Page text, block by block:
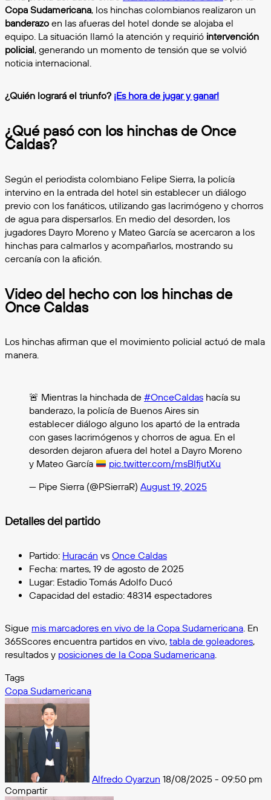
Copa Sudamericana, los hinchas colombianos realizaron un
banderazo en las afueras del hotel donde se alojaba el
equipo. La situación llamó la atención y requirió intervención
policial, generando un momento de tensión que se volvió
noticia internacional.
¿Quién logrará el triunfo? ¡Es hora de jugar y ganar!
¿Qué pasó con los hinchas de Once
Caldas?
Según el periodista colombiano Felipe Sierra, la policía
intervino en la entrada del hotel sin establecer un diálogo
previo con los fanáticos, utilizando gas lacrimógeno y chorros
de agua para dispersarlos. En medio del desorden, los
jugadores Dayro Moreno y Mateo García se acercaron a los
hinchas para calmarlos y acompañarlos, mostrando su
cercanía con la afición.
Video del hecho con los hinchas de
Once Caldas
Los hinchas afirman que el movimiento policial actuó de mala
manera.
🚨 Mientras la hinchada de #OnceCaldas hacía su
banderazo, la policía de Buenos Aires sin
establecer diálogo alguno los apartó de la entrada
con gases lacrimógenos y chorros de agua. En el
desorden dejaron afuera del hotel a Dayro Moreno
y Mateo García
pic.twitter.com/msBIfjutXu
— Pipe Sierra (@PSierraR) August 19, 2025
Detalles del partido
Partido: Huracán vs Once Caldas
Fecha: martes, 19 de agosto de 2025
Lugar: Estadio Tomás Adolfo Ducó
Capacidad del estadio: 48314 espectadores
Sigue mis marcadores en vivo de la Copa Sudamericana. En
365Scores encuentra partidos en vivo, tabla de goleadores,
resultados y posiciones de la Copa Sudamericana.
Tags
Copa Sudamericana
Alfredo Oyarzun 18/08/2025 - 09:50 pm
Compartir